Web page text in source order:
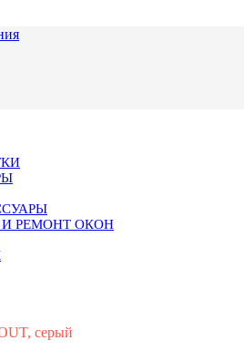
РЕМОНТ ОКОН
серый